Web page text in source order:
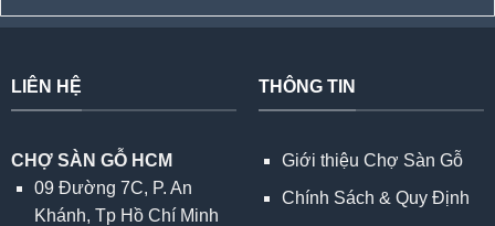
LIÊN HỆ
CHỢ SÀN GỖ HCM
09 Đường 7C, P. An
Khánh, Tp Hồ Chí Minh
THÔNG TIN
Giới thiệu Chợ Sàn Gỗ
Chính Sách & Quy Định